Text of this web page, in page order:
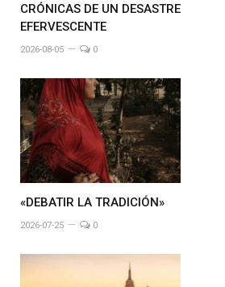
CRÓNICAS DE UN DESASTRE
EFERVESCENTE
2026-08-05 0
«DEBATIR LA TRADICIÓN»
2026-07-25 0